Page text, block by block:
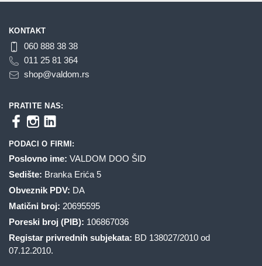
KONTAKT
060 888 38 38
011 25 81 364
shop@valdom.rs
PRATITE NAS:
PODACI O FIRMI:
Poslovno ime: VALDOM DOO ŠID
Sedište: Branka Erića 5
Obveznik PDV: DA
Matični broj: 20695595
Poreski broj (PIB): 106867036
Registar privrednih subjekata: BD 138027/2010 od
07.12.2010.